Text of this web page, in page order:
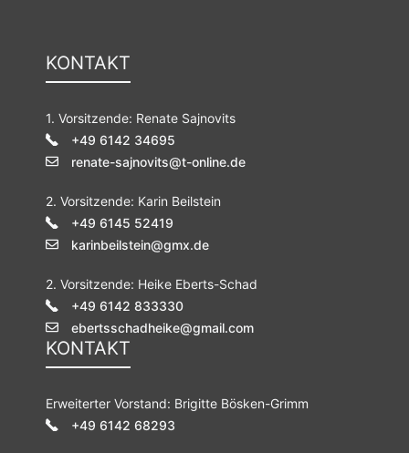
KONTAKT
1. Vorsitzende: Renate Sajnovits
+49 6142 34695
renate-sajnovits@t-online.de
2. Vorsitzende: Karin Beilstein
+49 6145 52419
karinbeilstein@gmx.de
2. Vorsitzende: Heike Eberts-Schad
+49 6142 833330
ebertsschadheike@gmail.com
KONTAKT
Erweiterter Vorstand: Brigitte Bösken-Grimm
+49 6142 68293